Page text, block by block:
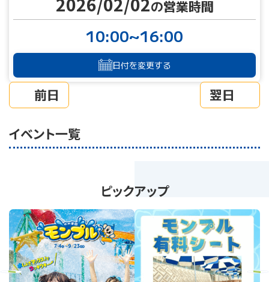
前日
の営業時間
10:00~16:00
日付を変更する
翌日
イベント一覧
ピックアップ
Next